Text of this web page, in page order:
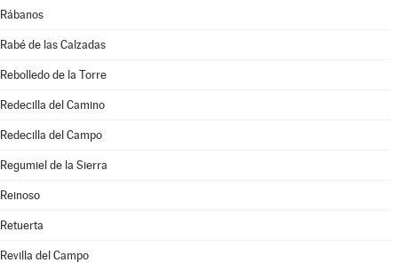
Rábanos
Rabé de las Calzadas
Rebolledo de la Torre
Redecilla del Camino
Redecilla del Campo
Regumiel de la Sierra
Reinoso
Retuerta
Revilla del Campo